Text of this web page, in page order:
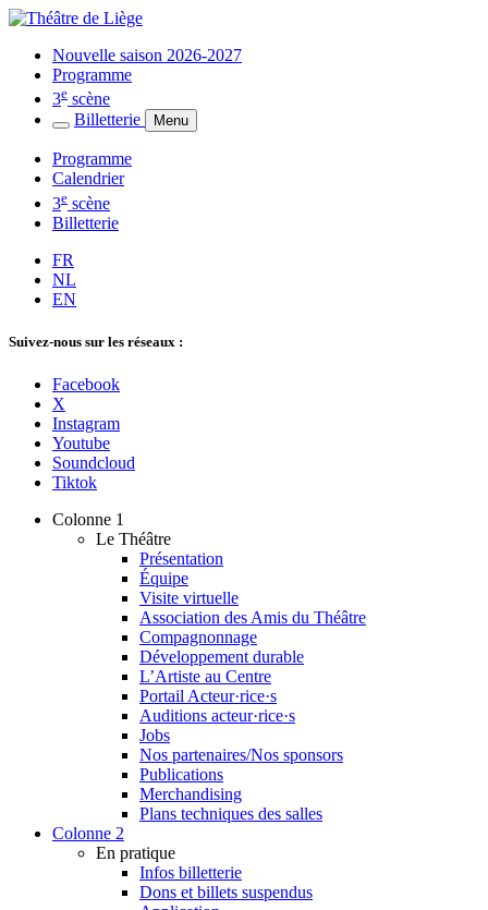
Nouvelle saison 2026-2027
Programme
3e scène
Billetterie
Menu
Programme
Calendrier
3e scène
Billetterie
FR
NL
EN
Suivez-nous sur les réseaux :
Facebook
X
Instagram
Youtube
Soundcloud
Tiktok
Colonne 1
Le Théâtre
Présentation
Équipe
Visite virtuelle
Association des Amis du Théâtre
Compagnonnage
Développement durable
L’Artiste au Centre
Portail Acteur·rice·s
Auditions acteur·rice·s
Jobs
Nos partenaires/Nos sponsors
Publications
Merchandising
Plans techniques des salles
Colonne 2
En pratique
Infos billetterie
Dons et billets suspendus